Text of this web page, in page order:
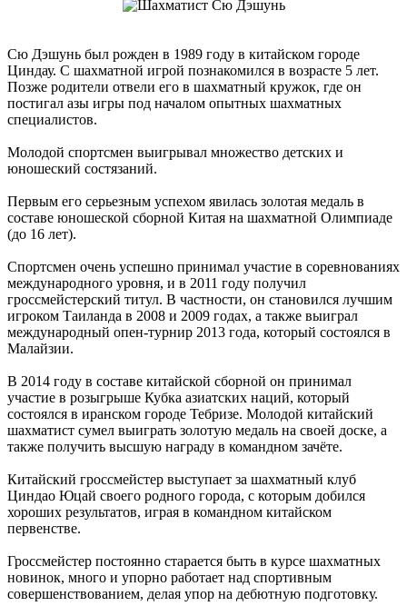
Сю Дэшунь был рожден в 1989 году в китайском городе
Циндау. С шахматной игрой познакомился в возрасте 5 лет.
Позже родители отвели его в шахматный кружок, где он
постигал азы игры под началом опытных шахматных
специалистов.
Молодой спортсмен выигрывал множество детских и
юношеский состязаний.
Первым его серьезным успехом явилась золотая медаль в
составе юношеской сборной Китая на шахматной Олимпиаде
(до 16 лет).
Спортсмен очень успешно принимал участие в соревнованиях
международного уровня, и в 2011 году получил
гроссмейстерский титул. В частности, он становился лучшим
игроком Таиланда в 2008 и 2009 годах, а также выиграл
международный опен-турнир 2013 года, который состоялся в
Малайзии.
В 2014 году в составе китайской сборной он принимал
участие в розыгрыше Кубка азиатских наций, который
состоялся в иранском городе Тебризе. Молодой китайский
шахматист сумел выиграть золотую медаль на своей доске, а
также получить высшую награду в командном зачёте.
Китайский гроссмейстер выступает за шахматный клуб
Циндао Юцай своего родного города, с которым добился
хороших результатов, играя в командном китайском
первенстве.
Гроссмейстер постоянно старается быть в курсе шахматных
новинок, много и упорно работает над спортивным
совершенствованием, делая упор на дебютную подготовку.